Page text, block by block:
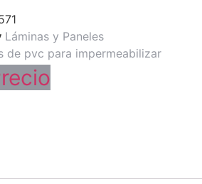
Láminas y Paneles
de pvc para impermeabilizar